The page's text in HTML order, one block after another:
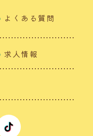
よくある質問
求人情報